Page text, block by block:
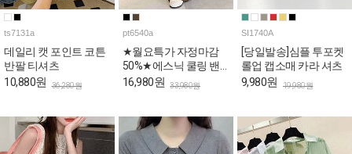
ts7131a
데일리 캣 포인트 코튼
반팔 티셔츠
10,880원 36,280원
pt6540a
★월요특가 자정마감
50%★에스닉 쿨링 밴
딩 와이드 팬츠
16,980원 33,980원
SI1740A
[당일발송]심플 투포켓
롤업 캡소매 카라 셔츠
9,980원 19,980원